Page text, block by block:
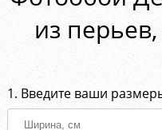
из
1. Введите ваши